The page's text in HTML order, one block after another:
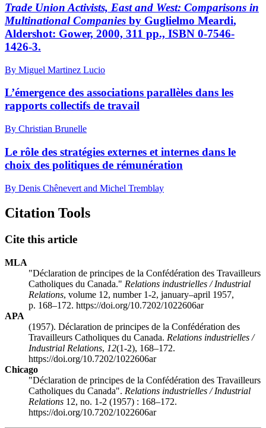
Trade Union Activists, East and West: Comparisons in
Multinational Companies by Guglielmo Meardi,
Aldershot: Gower, 2000, 311 pp., ISBN 0-7546-
1426-3.
By Miguel Martinez Lucio
L’émergence des associations parallèles dans les
rapports collectifs de travail
By Christian Brunelle
Le rôle des stratégies externes et internes dans le
choix des politiques de rémunération
By Denis Chênevert and Michel Tremblay
Citation Tools
Cite this article
MLA
"Déclaration de principes de la Confédération des Travailleurs
Catholiques du Canada." Relations industrielles / Industrial
Relations, volume 12, number 1-2, january–april 1957,
p. 168–172. https://doi.org/10.7202/1022606ar
APA
(1957). Déclaration de principes de la Confédération des
Travailleurs Catholiques du Canada. Relations industrielles /
Industrial Relations, 12(1-2), 168–172.
https://doi.org/10.7202/1022606ar
Chicago
"Déclaration de principes de la Confédération des Travailleurs
Catholiques du Canada". Relations industrielles / Industrial
Relations 12, no. 1-2 (1957) : 168–172.
https://doi.org/10.7202/1022606ar